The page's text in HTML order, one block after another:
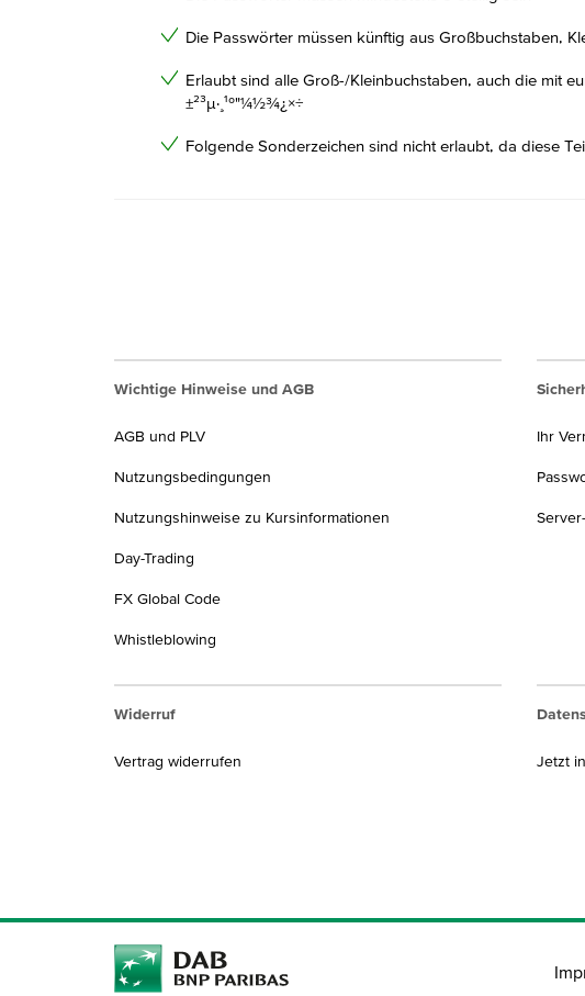
Die Passwörter müssen künftig aus Großbuchstaben,
Erlaubt sind alle Groß-/Kleinbuchstaben, auch die mit
±²³µ·¸¹º"¼½¾¿×÷
Folgende Sonderzeichen sind nicht erlaubt, da diese
Wichtige Hinweise und AGB
AGB und PLV
Nutzungsbedingungen
Nutzungshinweise zu Kursinformationen
Day-Trading
FX Global Code
Whistleblowing
Ihr
Widerruf
Vertrag widerrufen Jetzt